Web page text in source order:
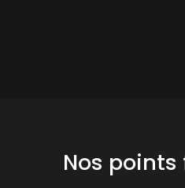
Nos points